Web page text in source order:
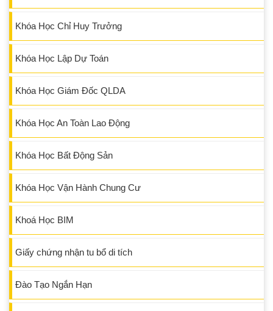
Khóa Học Chỉ Huy Trưởng
Khóa Học Lập Dự Toán
Khóa Học Giám Đốc QLDA
Khóa Học An Toàn Lao Động
Khóa Học Bất Động Sản
Khóa Học Vận Hành Chung Cư
Khoá Học BIM
Giấy chứng nhận tu bổ di tích
Đào Tạo Ngắn Hạn